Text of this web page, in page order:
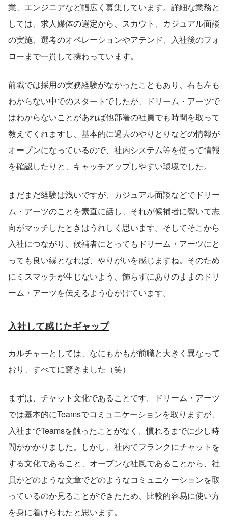
業、エンジニアなど幅広く募集しています。詳細な業務と
しては、求人媒体の選定から、スカウト、カジュアル面談
の実施、選考のオペレーションやアテンド、入社後のフォ
ローまで一貫して携わっています。
前職では採用の実務経験がなかったこともあり、右も左も
わからない中でのスタートでしたが、ドリーム・アーツで
はわからないことがあれば他部署の社員でも時間を取って
教えてくれますし、基本的に過去のやりとりなどの情報が
オープンになっているので、社内システム等を使って情報
を確認したりと、キャッチアップしやすい環境でした。
まだまだ経験は浅いですが、カジュアル面談などでドリー
ム・アーツのことを素直に話し、それが候補者に響いて志
向がマッチしたときはうれしく思います。そしてそこから
入社につながり、候補者にとってもドリーム・アーツにと
っても良い縁となれば、やりがいを感じますね。そのため
にミスマッチが生じないよう、飾らずにありのままのドリ
ーム・アーツを伝えるよう心がけています。
入社して感じたギャップ
カルチャーとしては、なにもかもが前職と大きく異なって
おり、すべてに驚きました（笑）
まずは、チャット文化であることです。ドリーム・アーツ
では基本的にTeamsでコミュニケーションを取りますが、
入社までTeamsを触ったことがなく、慣れるまでに少し時
間がかかりました。しかし、社内でフランクにチャットを
する文化であること、オープンな社風であることから、社
員がどのような文章でどのようなコミュニケーションを取
っているのか見ることができたため、比較的容易に使い方
を身に着けられたと思います。